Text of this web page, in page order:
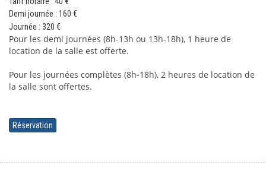
Demi journée : 160 €
Journée : 320 €
Pour les demi journées (8h-13h ou 13h-18h), 1 heure de
location de la salle est offerte.
Pour les journées complètes (8h-18h), 2 heures de location de
la salle sont offertes.
Réservation